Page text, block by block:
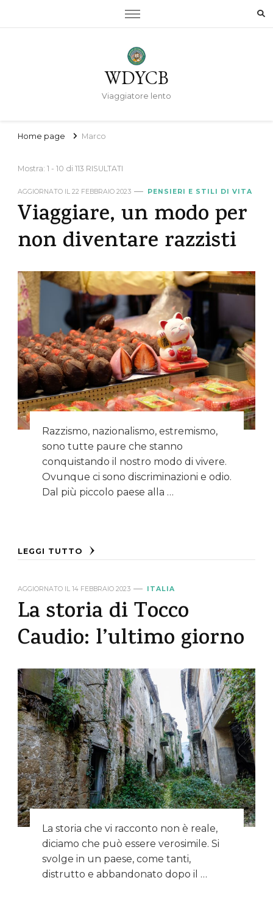
WDYCB
Viaggiatore lento
Home page Marco
Mostra: 1 - 10 di 113 RISULTATI
AGGIORNATO IL 22 FEBBRAIO 2023 PENSIERI E STILI DI VITA
Viaggiare, un modo per
non diventare razzisti
Razzismo, nazionalismo, estremismo,
sono tutte paure che stanno
conquistando il nostro modo di vivere.
Ovunque ci sono discriminazioni e odio.
Dal più piccolo paese alla …
LEGGI TUTTO
AGGIORNATO IL 14 FEBBRAIO 2023 ITALIA
La storia di Tocco
Caudio: l’ultimo giorno
La storia che vi racconto non è reale,
diciamo che può essere verosimile. Si
svolge in un paese, come tanti,
distrutto e abbandonato dopo il …